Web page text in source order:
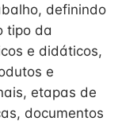
definindo
tipo da
e didáticos,
e
etapas de
documentos